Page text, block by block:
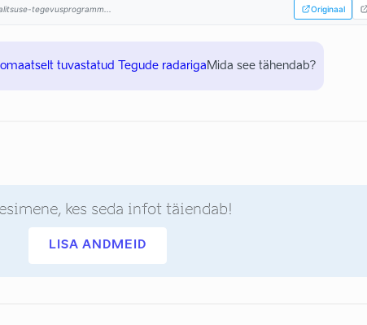
tegevusprogramm... Originaal
tuvastatud Tegude radariga Mida see tähendab?
kes seda infot täiendab!
LISA ANDMEID